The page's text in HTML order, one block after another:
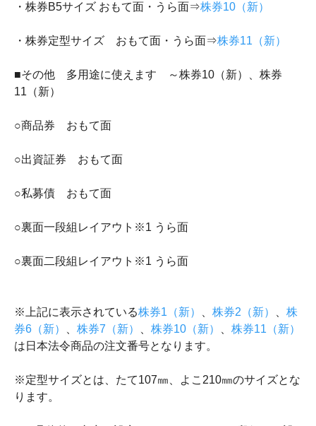
・株券B5サイズ おもて面・うら面⇒株券10（新）
・株券定型サイズ おもて面・うら面⇒株券11（新）
■その他 多用途に使えます ～株券10（新）、株券
11（新）
○商品券 おもて面
○出資証券 おもて面
○私募債 おもて面
○裏面一段組レイアウト※1 うら面
○裏面二段組レイアウト※1 うら面
※上記に表示されている株券1（新） 株券2（新）
株
券6（新）
株券7（新） 株券10（新）
株券11（新）
は日本法令商品の注文番号となります。
※定型サイズとは、たて107㎜、よこ210㎜のサイズとな
ります。